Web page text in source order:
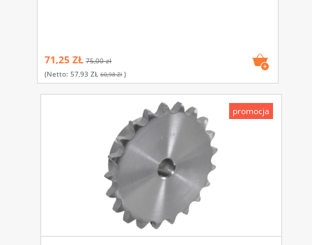
71,25 ZŁ 75,00 zł
(netto:57,93 ZŁ 60,98 Zł)
promocja